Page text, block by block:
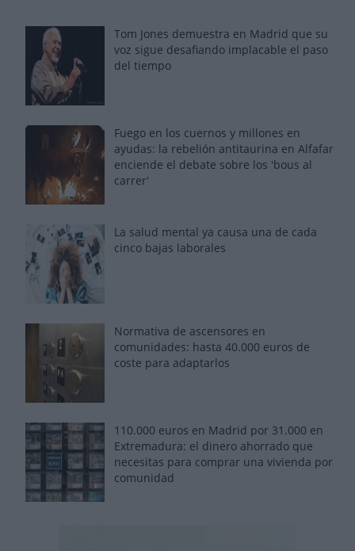
Tom Jones demuestra en Madrid que su
voz sigue desafiando implacable el paso
del tiempo
Fuego en los cuernos y millones en
ayudas: la rebelión antitaurina en Alfafar
enciende el debate sobre los 'bous al
carrer'
La salud mental ya causa una de cada
cinco bajas laborales
Normativa de ascensores en
comunidades: hasta 40.000 euros de
coste para adaptarlos
110.000 euros en Madrid por 31.000 en
Extremadura: el dinero ahorrado que
necesitas para comprar una vivienda por
comunidad